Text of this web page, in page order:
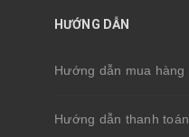
HƯỚNG DẪN
Hướng dẫn mua hàng
Hướng dẫn thanh toán